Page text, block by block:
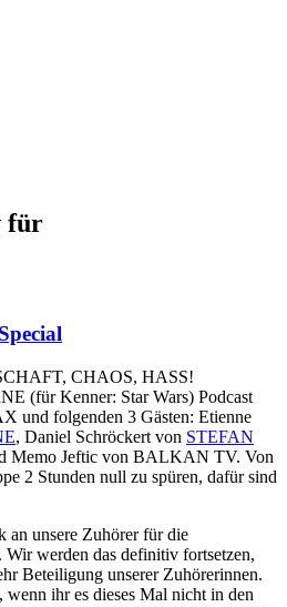
für
CHAOS, HASS!
(für Kenner: Star Wars) Podcast
und folgenden 3 Gästen: Etienne
, Daniel Schröckert von STEFAN
Memo Jeftic von BALKAN TV. Von
2 Stunden null zu spüren, dafür sind
an unsere Zuhörer für die
werden das definitiv fortsetzen,
Beteiligung unserer Zuhörerinnen.
ihr es dieses Mal nicht in den